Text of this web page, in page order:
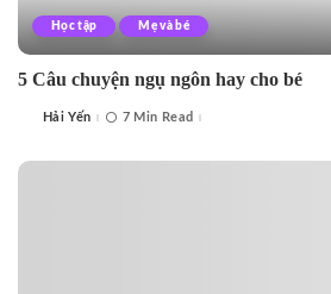
Học tập Mẹ và bé
5 Câu chuyện ngụ ngôn hay cho bé
PostedHải Yến 7 Min Read